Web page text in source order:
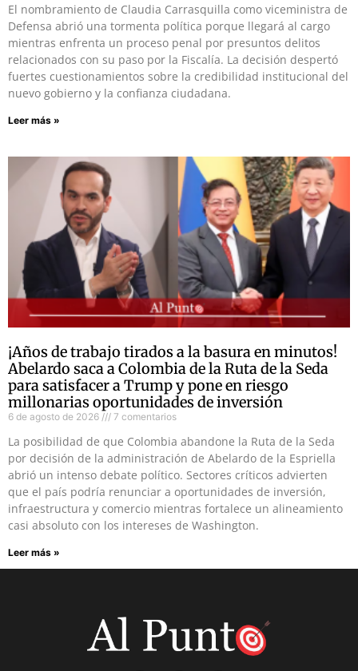
El nombramiento de Claudia Carrasquilla como viceministra de
Defensa abrió una tormenta política porque llegará al cargo
mientras enfrenta un proceso penal por presuntos delitos
relacionados con su paso por la Fiscalía. La decisión despertó
fuertes cuestionamientos sobre la credibilidad institucional del
nuevo gobierno y la confianza ciudadana.
Leer más »
¡Años de trabajo tirados a la basura en minutos!
Abelardo saca a Colombia de la Ruta de la Seda
para satisfacer a Trump y pone en riesgo
millonarias oportunidades de inversión
6 de agosto de 2026 7 comentarios
La posibilidad de que Colombia abandone la Ruta de la Seda
por decisión de la administración de Abelardo de la Espriella
abrió un intenso debate político. Sectores críticos advierten
que el país podría renunciar a oportunidades de inversión,
infraestructura y comercio mientras fortalece un alineamiento
casi absoluto con los intereses de Washington.
Leer más »